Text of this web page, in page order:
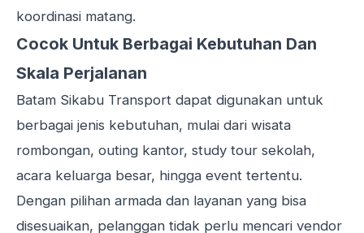
koordinasi matang.
Cocok Untuk Berbagai Kebutuhan Dan
Skala Perjalanan
Batam Sikabu Transport dapat digunakan untuk
berbagai jenis kebutuhan, mulai dari wisata
rombongan, outing kantor, study tour sekolah,
acara keluarga besar, hingga event tertentu.
Dengan pilihan armada dan layanan yang bisa
disesuaikan, pelanggan tidak perlu mencari vendor